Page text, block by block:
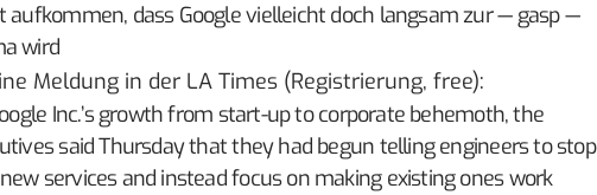
aufkommen, dass Google vielleicht doch langsam zur — gasp —
wird
Meldung in der LA Times (Registrierung, free):
Inc.’s growth from start-up to corporate behemoth, the
said Thursday that they had begun telling engineers to stop
services and instead focus on making existing ones work